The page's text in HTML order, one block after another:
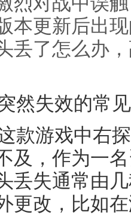
本更新后出
丢了怎么办
然失效的常
款游戏中右
及，作为一
丢失通常由
更改，比如